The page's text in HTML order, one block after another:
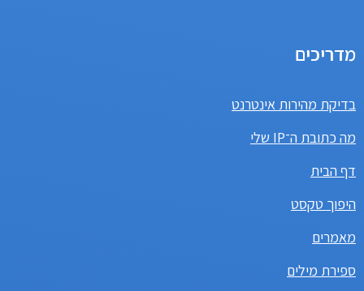
מדריכים
בדיקת מהירות אינטרנט
מה כתובת ה־IP שלי
דף הבית
היפוך טקסט
מאמרים
ספירת מילים